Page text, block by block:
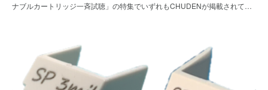
ナブルカートリッジ一斉試聴」の特集でいずれもCHUDENが掲載されて…